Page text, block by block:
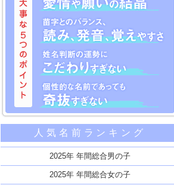
名づけに大事な5つのポイント
命名に親の責任を自覚する
名前は子供への愛情や願いの結晶
苗字とのバランス、読み、発音、覚えやすさ
姓名判断の運勢にこだわりすぎない
人気名前ランキング
2025年 年間総合男の子
2025年 年間総合女の子